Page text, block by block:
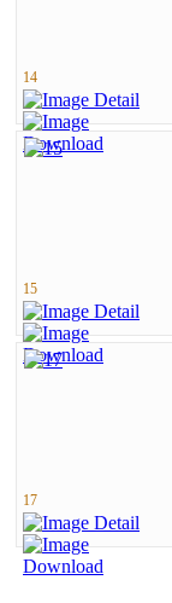
14
15
17